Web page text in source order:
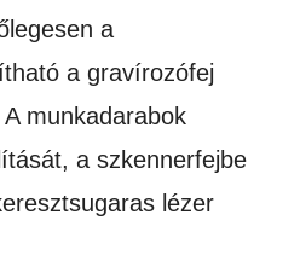
a
a gravírozófej
munkadarabok
a szkennerfejbe
lézer